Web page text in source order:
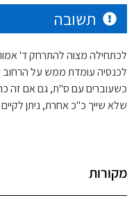
תשובה
לכתחילה מצוה להתרחק ד'
לכנסיה עומדת ממש על הרחוב
כשעוברים עם ס"ת, גם אם זה
שלא שייך כ"כ אחרת, ניתן
מקורות